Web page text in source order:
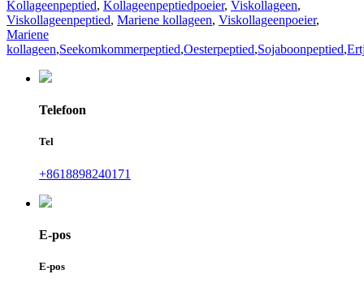
Kollageenpeptied, Kollageenpeptiedpoeier, Viskollageen,
Viskollageenpeptied, Mariene kollageen, Viskollageenpoeier,
Mariene
kollageen,Seekomkommerpeptied,Oesterpeptied,Sojaboonpeptied,
Telefoon
Tel
+8618898240171
E-pos
E-pos